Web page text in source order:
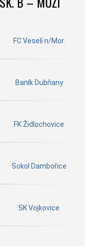
FC Veselí n/Mor.
Baník Dubňany
FK Židlochovice
Sokol Dambořice
SK Vojkovice